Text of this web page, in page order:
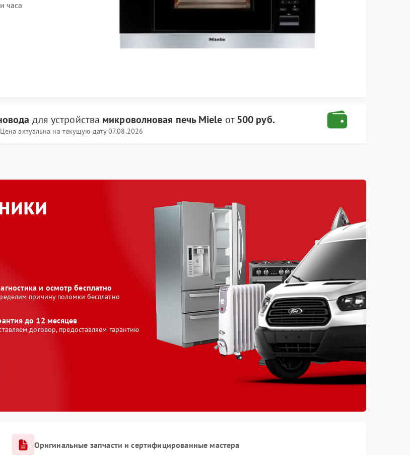
часа
для устройства микроволновая печь Miele от500 руб.
Цена актуальна на текущую дату 07.08.2026
и осмотр бесплатно
причину поломки бесплатно
до 12 месяцев
договор, предоставляем гарантию
Оригинальные запчасти и сертифицированные мастера